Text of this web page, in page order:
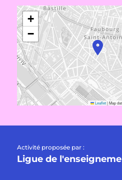
+
−
Leaflet|Map
Activité proposée par :
Ligue de